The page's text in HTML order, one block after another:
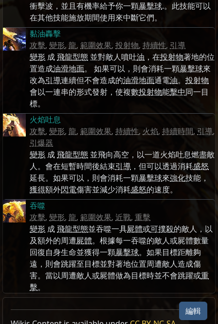
衝擊波，並且有機率給予你一顆暴擊球.。此技能可以
在其他技能施放期間使用來中斷它們。
黏油轟擊
攻擊, 變形, 龍, 範圍效果, 投射物, 持續性, 引導
變形 成飛龍型態 並對敵人噴吐油 ，在投射物著地的位
置造成油滑地面。 如果可以，則會消耗一顆暴擊球來
改為引導連續但不會造成的油滑地面通電油。 投射物
會以一連串的形式發射，使複數投射物能擊中同一目
標。
火焰吐息
攻擊, 變形, 龍, 範圍效果, 持續性, 火焰, 持續時間, 引導,
引爆器
變形 成飛龍型態 並飛向高空，以一道火焰吐息燃盡敵
人。會在短暫時間後結束引導 ，但可以透過消耗盛怒
延長。如果可以，則會消耗一顆暴擊球來強化技能，
獲得額外閃電傷害並減少消耗盛怒的速度。
吞噬
攻擊, 變形, 龍, 範圍效果, 近戰, 重擊
變形 成飛龍型態並吞噬一具屍體或可撲殺的敵人，以
及額外的周遭屍體。根據每一吞噬的敵人或屍體數量
回復自身生命並獲得一顆暴擊球。如果目標距離夠
遠，則會跳躍至目標並對著地位置周遭敵人造成傷
害。當以周遭敵人或屍體做為目標時並不會跳躍或重
擊。
編輯